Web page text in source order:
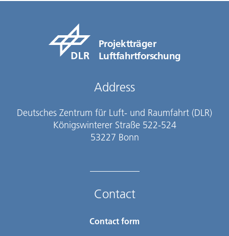
Projektträger
Luftfahrtforschung
Address
Deutsches Zentrum für Luft- und Raumfahrt (DLR)
Königswinterer Straße 522-524
53227 Bonn
Contact
Contact form